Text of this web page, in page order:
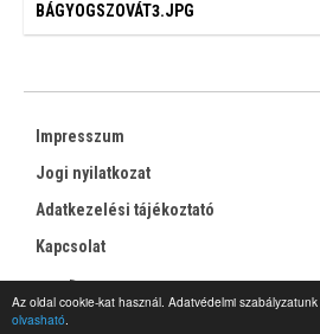
Az oldal cookie-kat használ. Adatvédelmi szabályzatunk
olvasható.
BÁGYOGSZOVÁT3.JPG
Impresszum
Jogi nyilatkozat
Adatkezelési tájékoztató
Kapcsolat